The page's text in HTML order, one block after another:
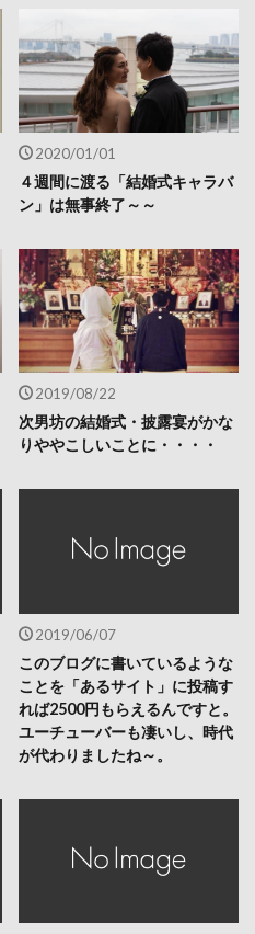
2020/01/01
４週間に渡る「結婚式キャラバ
ン」は無事終了～～
2019/08/22
次男坊の結婚式・披露宴がかな
りややこしいことに・・・・
2019/06/07
このブログに書いているような
ことを「あるサイト」に投稿す
れば2500円もらえるんですと。
ユーチューバーも凄いし、時代
が代わりましたね～。